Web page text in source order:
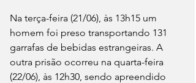
Na terça-feira (21/06), às 13h15 um
homem foi preso transportando 131
garrafas de bebidas estrangeiras. A
outra prisão ocorreu na quarta-feira
(22/06), às 12h30, sendo apreendido